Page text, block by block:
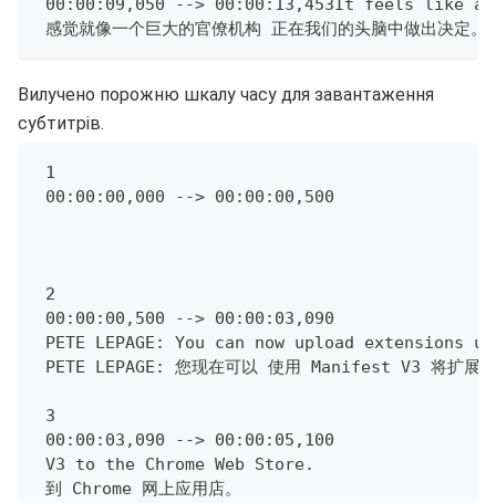
00:00:09,050 --> 00:00:13,453It feels like a
感觉就像一个巨大的官僚机构 正在我们的头脑中做出决定。
Вилучено порожню шкалу часу для завантаження
субтитрів.
1
00:00:00,000 --> 00:00:00,500
2
00:00:00,500 --> 00:00:03,090
PETE LEPAGE: You can now upload extensions
PETE LEPAGE: 您现在可以 使用 Manifest V3 将扩展
3
00:00:03,090 --> 00:00:05,100
V3 to the Chrome Web Store.
到 Chrome 网上应用店。